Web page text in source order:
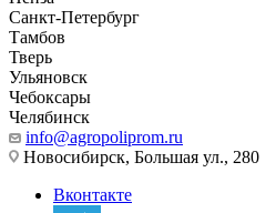
Санкт-Петербург
Тамбов
Тверь
Ульяновск
Чебоксары
Челябинск
info@agropoliprom.ru
Новосибирск, Большая ул., 280
Вконтакте